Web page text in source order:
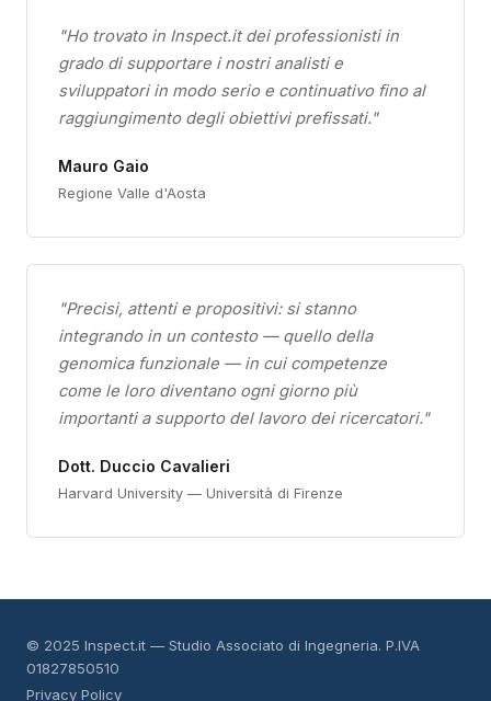
"Ho trovato in Inspect.it dei professionisti in
grado di supportare i nostri analisti e
sviluppatori in modo serio e continuativo fino al
raggiungimento degli obiettivi prefissati."
Mauro Gaio
Regione Valle d'Aosta
"Precisi, attenti e propositivi: si stanno
integrando in un contesto — quello della
genomica funzionale — in cui competenze
come le loro diventano ogni giorno più
importanti a supporto del lavoro dei ricercatori."
Dott. Duccio Cavalieri
Harvard University — Università di Firenze
© 2025 Inspect.it — Studio Associato di Ingegneria. P.IVA
01827850510
Privacy Policy